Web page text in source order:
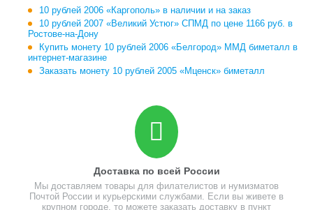
10 рублей 2006 «Каргополь» в наличии и на заказ
10 рублей 2007 «Великий Устюг» СПМД по цене 1166 руб. в
Ростове-на-Дону
Купить монету 10 рублей 2006 «Белгород» ММД биметалл в
интернет-магазине
Заказать монету 10 рублей 2005 «Мценск» биметалл
Доставка по всей России
Мы доставляем товары для филателистов и нумизматов
Почтой России и курьерскими службами. Если вы живете в
крупном городе, то можете заказать доставку в пункт